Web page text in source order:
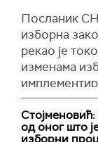
2000.
време бивше
Митровић је
ОДИХР-а
оцењени као
одговорила
Посланик
изборна
рекао је
изменама
ОДИХР-а и
препоруке
"Оно што је
од оног што
изборни